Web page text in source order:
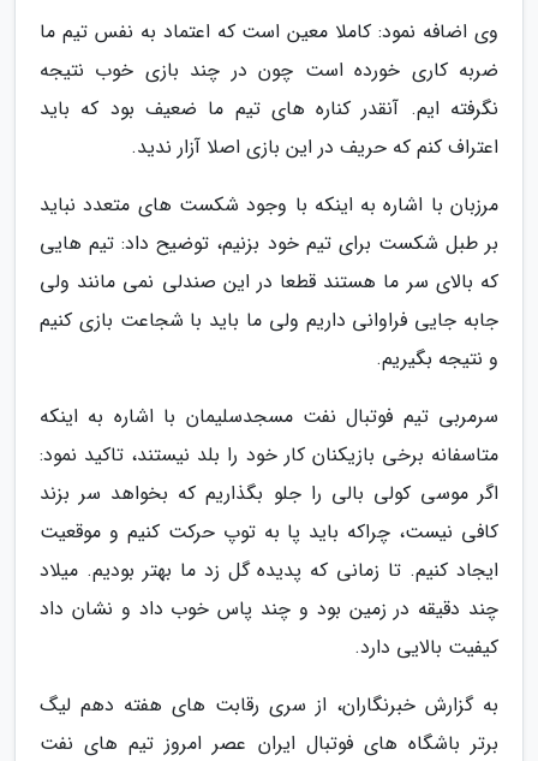
وی اضافه نمود: کاملا معین است که اعتماد به نفس تیم ما
ضربه کاری خورده است چون در چند بازی خوب نتیجه
نگرفته ایم. آنقدر کناره های تیم ما ضعیف بود که باید
اعتراف کنم که حریف در این بازی اصلا آزار ندید.
مرزبان با اشاره به اینکه با وجود شکست های متعدد نباید
بر طبل شکست برای تیم خود بزنیم، توضیح داد: تیم هایی
که بالای سر ما هستند قطعا در این صندلی نمی مانند ولی
جابه جایی فراوانی داریم ولی ما باید با شجاعت بازی کنیم
و نتیجه بگیریم.
سرمربی تیم فوتبال نفت مسجدسلیمان با اشاره به اینکه
متاسفانه برخی بازیکنان کار خود را بلد نیستند، تاکید نمود:
اگر موسی کولی بالی را جلو بگذاریم که بخواهد سر بزند
کافی نیست، چراکه باید پا به توپ حرکت کنیم و موقعیت
ایجاد کنیم. تا زمانی که پدیده گل زد ما بهتر بودیم. میلاد
چند دقیقه در زمین بود و چند پاس خوب داد و نشان داد
کیفیت بالایی دارد.
به گزارش خبرنگاران، از سری رقابت های هفته دهم لیگ
برتر باشگاه های فوتبال ایران عصر امروز تیم های نفت